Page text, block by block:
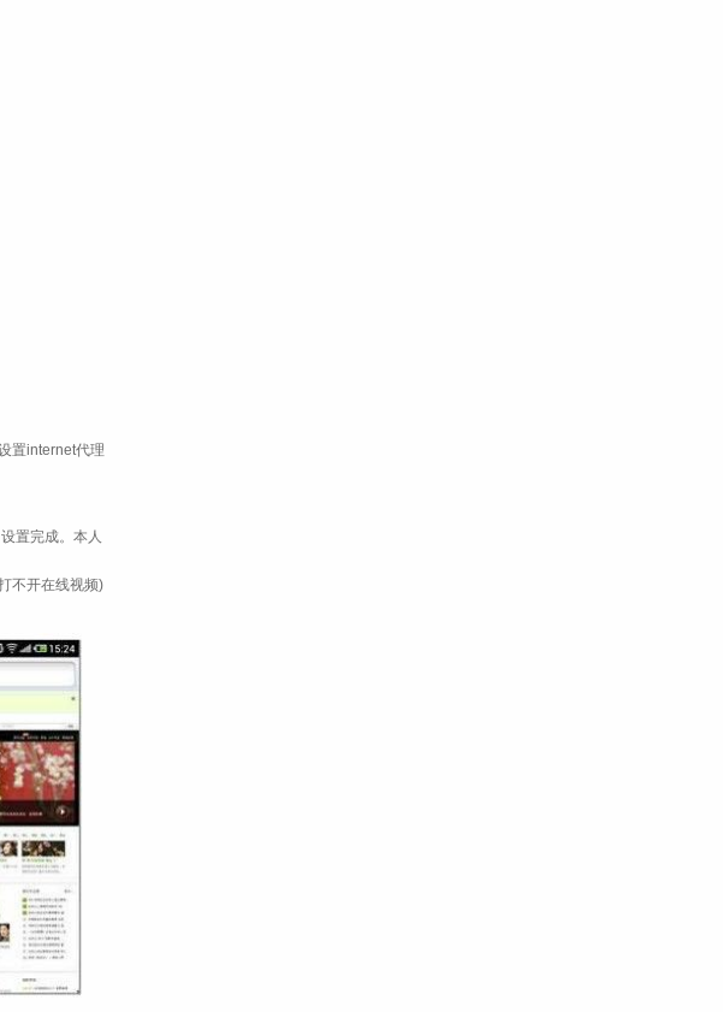
置internet代理
置完成。本人
不开在线视频)